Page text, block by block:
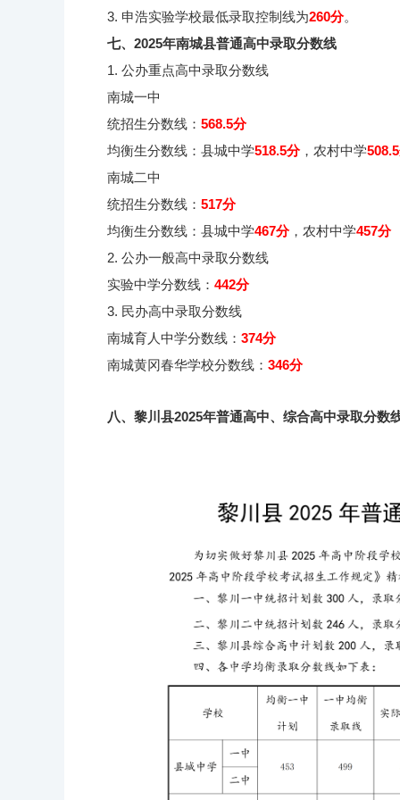
3. 申浩实验学校最低录取控制线为260分。
七、2025年南城县普通高中录取分数线
1. 公办重点高中录取分数线
南城一中
统招生分数线： 568.5分
均衡生分数线：县城中学518.5分，农村中学
南城二中
统招生分数线： 517分
均衡生分数线：县城中学467分，农村中学457分
2. 公办一般高中录取分数线
实验中学分数线： 442分
3. 民办高中录取分数线
南城育人中学分数线： 374分
南城黄冈春华学校分数线： 346分
八、黎川县2025年普通高中、综合高中录取分数